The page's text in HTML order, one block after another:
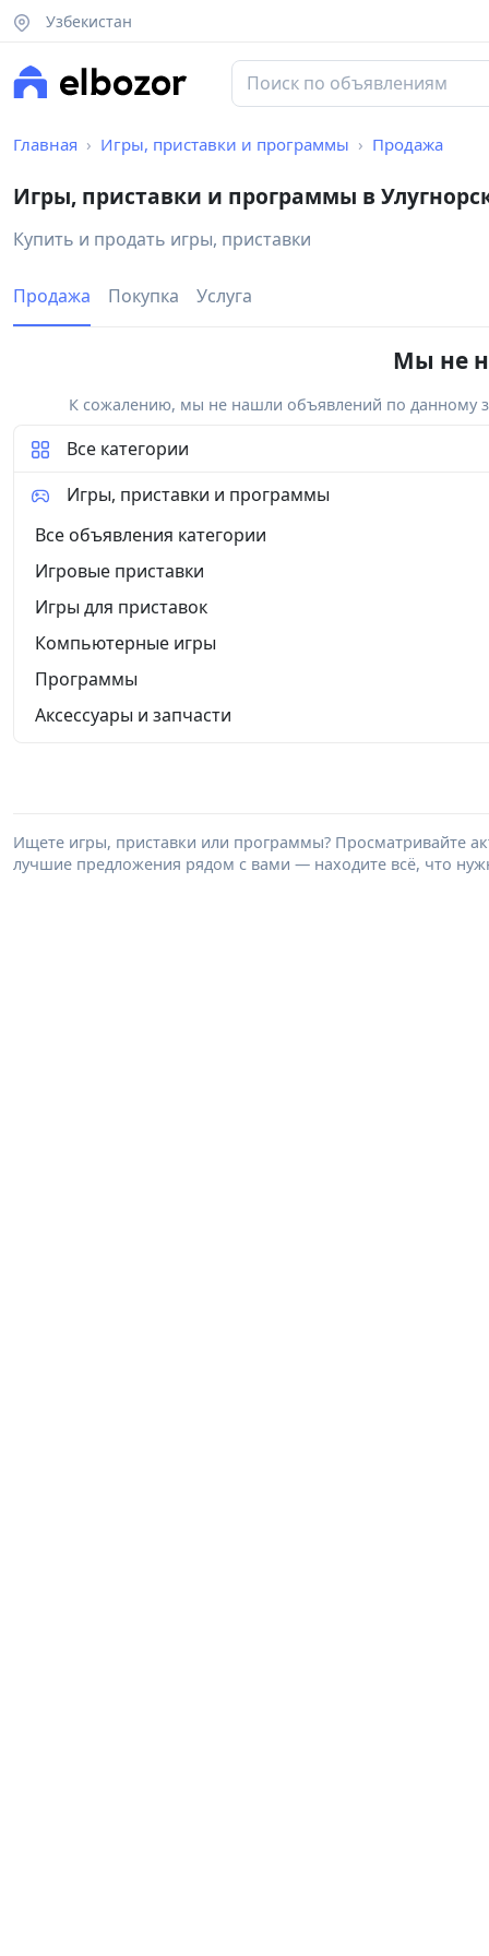
Узбекистан
Главная Игры, приставки и программы Продажа
Игры, приставки и программы в
Купить и продать игры, приставки
Продажа Покупка Услуга
Мы не
К сожалению, мы не нашли объявлений по данному
Все категории
Игры, приставки и программы
Все объявления категории
Игровые приставки
Игры для приставок
Компьютерные игры
Программы
Аксессуары и запчасти
Ищете игры, приставки или программы? Просматривайте
лучшие предложения рядом с вами — находите всё, что